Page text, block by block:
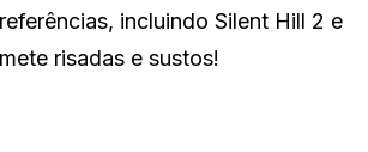
incluindo Silent Hill 2 e
risadas e sustos!